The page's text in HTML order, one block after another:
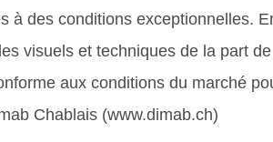
à des conditions exceptionnelles.
visuels et techniques de la part
aux conditions du marché
Chablais (www.dimab.ch)